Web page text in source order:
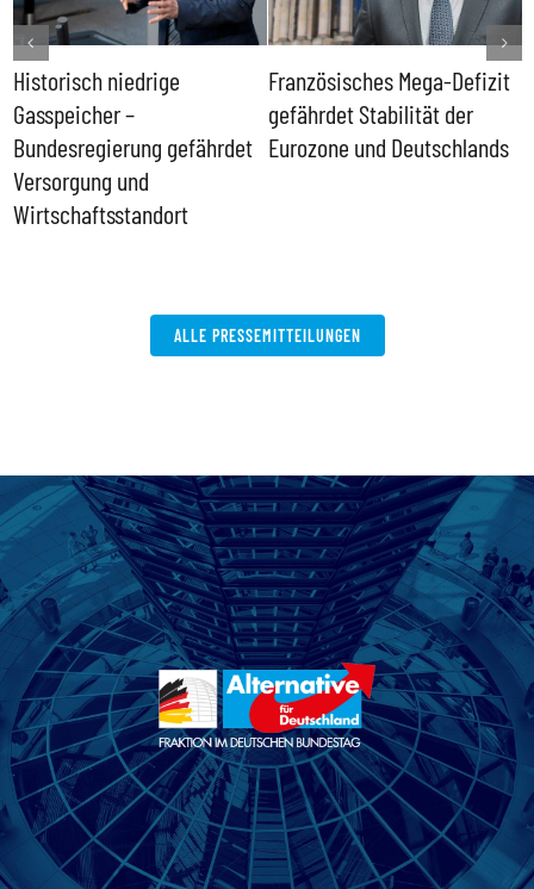
Historisch niedrige
Gasspeicher –
Bundesregierung gefährdet
Versorgung und
Wirtschaftsstandort
Französisches Mega-Defizit
gefährdet Stabilität der
Eurozone und Deutschlands
ALLE PRESSEMITTEILUNGEN